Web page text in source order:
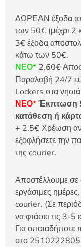
ΔΩΡΕΑΝ έξοδα
των 50€ (μέχρι 2
3€ έξοδα
κάτω των 50€.
ΝΕΟ* 2,60€
Παραλαβή 24/7
Lockers στα
ΝΕΟ*Έκπτωση
κατάθεση ή
+ 2,5€ Χρέωση
εξοφλήσετε την
της courier.
Αποστέλλουμε
εργάσιμες
courier. (Σε
να φτάσει τις 3-5
Για οποιαδήποτε
στο